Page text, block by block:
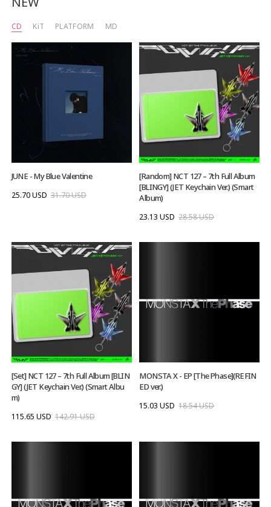
CD KiT PLATFORM MD
JUNE - My Blue Valentine
25.70 USD 31.70 USD
[Random] NCT 127 – 7th Full Album
[BLINGY] (JET Keychain Ver.) (Smart
Album)
23.13 USD 28.58 USD
[Set] NCT 127 – 7th Full Album [BLIN
GY] (JET Keychain Ver.) (Smart Albu
m)
115.65 USD 142.91 USD
MONSTA X - EP [The Phase](REFIN
ED ver.)
15.03 USD 18.54 USD